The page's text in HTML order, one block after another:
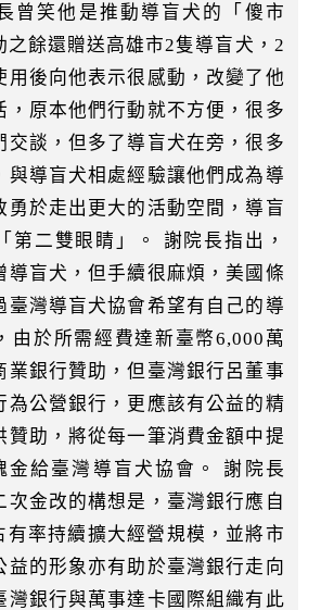
曾笑他是推動導盲犬的「傻市
之餘還贈送高雄市2隻導盲犬，2
用後向他表示很感動，改變了他
，原本他們行動就不方便，很多
交談，但多了導盲犬在旁，很多
與導盲犬相處經驗讓他們成為導
勇於走出更大的活動空間，導盲
第二雙眼睛」。 謝院長指出，
導盲犬，但手續很麻煩，美國條
臺灣導盲犬協會希望有自己的導
由於所需經費達新臺幣6,000萬
業銀行贊助，但臺灣銀行呂董事
為公營銀行，更應該有公益的精
贊助，將從每一筆消費金額中提
金給臺灣導盲犬協會。 謝院長
次金改的構想是，臺灣銀行應自
有率持續擴大經營規模，並將市
益的形象亦有助於臺灣銀行走向
灣銀行與萬事達卡國際組織有此